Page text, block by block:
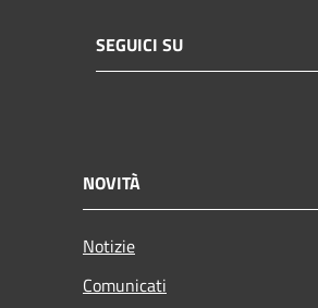
SEGUICI SU
NOVITÀ
Notizie
Comunicati